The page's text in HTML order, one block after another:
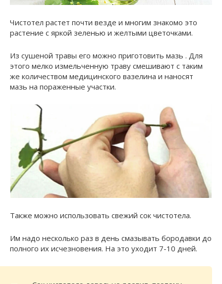
Чистотел растет почти везде и многим знакомо это
растение с яркой зеленью и желтыми цветочками.
Из сушеной травы его можно приготовить мазь . Для
этого мелко измельченную траву смешивают с таким
же количеством медицинского вазелина и наносят
мазь на пораженные участки.
Также можно использовать свежий сок чистотела.
Им надо несколько раз в день смазывать бородавки до
полного их исчезновения. На это уходит 7-10 дней.